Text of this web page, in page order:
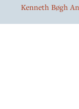
Kenneth Bøgh